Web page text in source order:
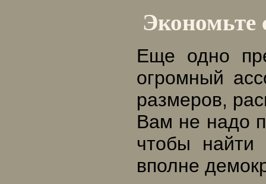
Экономьте
Еще одно
огромный
размеров,
Вам не надо
чтобы
вполне